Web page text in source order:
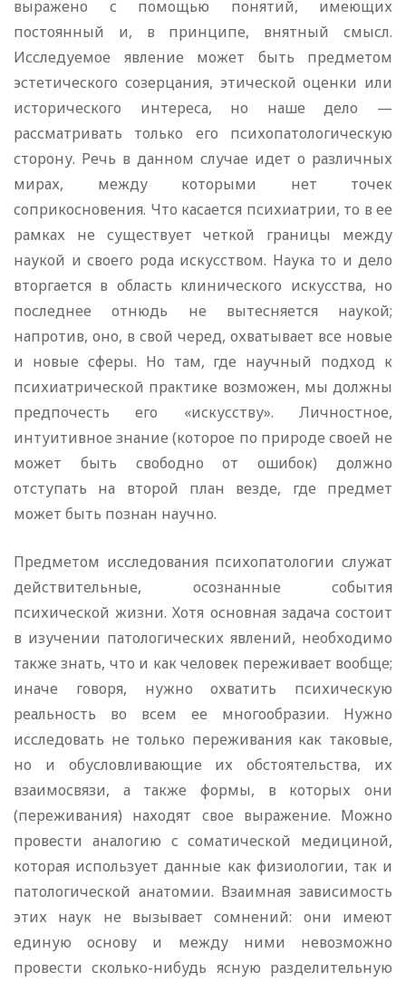
выражено с помощью понятий, имеющих
постоянный и, в принципе, внятный смысл.
Исследуемое явление может быть предметом
эстетического созерцания, этической оценки или
исторического интереса, но наше дело —
рассматривать только его психопатологическую
сторону. Речь в данном случае идет о различных
мирах, между которыми нет точек
соприкосновения. Что касается психиатрии, то в ее
рамках не существует четкой границы между
наукой и своего рода искусством. Наука то и дело
вторгается в область клинического искусства, но
последнее отнюдь не вытесняется наукой;
напротив, оно, в свой черед, охватывает все новые
и новые сферы. Но там, где научный подход к
психиатрической практике возможен, мы должны
предпочесть его «искусству». Личностное,
интуитивное знание (которое по природе своей не
может быть свободно от ошибок) должно
отступать на второй план везде, где предмет
может быть познан научно.
Предметом исследования психопатологии служат
действительные, осознанные события
психической жизни. Хотя основная задача состоит
в изучении патологических явлений, необходимо
также знать, что и как человек переживает вообще;
иначе говоря, нужно охватить психическую
реальность во всем ее многообразии. Нужно
исследовать не только переживания как таковые,
но и обусловливающие их обстоятельства, их
взаимосвязи, а также формы, в которых они
(переживания) находят свое выражение. Можно
провести аналогию с соматической медициной,
которая использует данные как физиологии, так и
патологической анатомии. Взаимная зависимость
этих наук не вызывает сомнений: они имеют
единую основу и между ними невозможно
провести сколько-нибудь ясную разделительную